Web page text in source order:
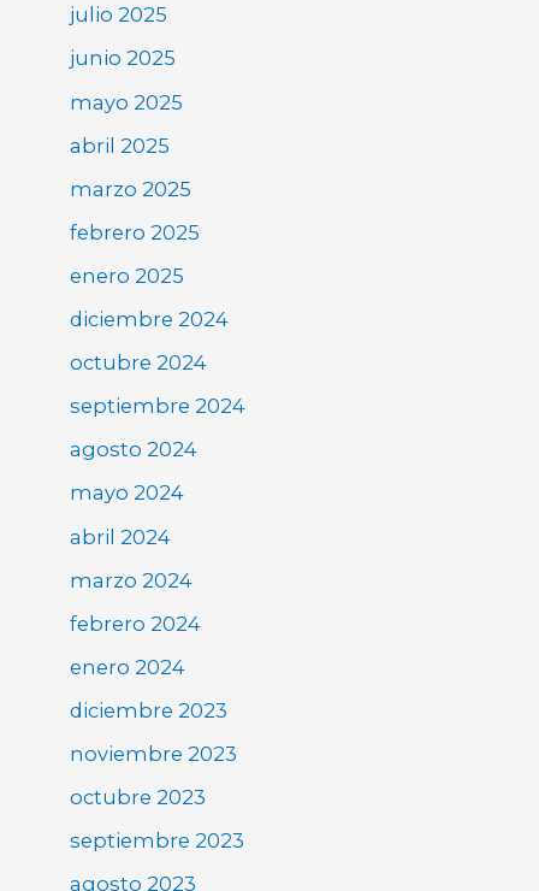
julio 2025
junio 2025
mayo 2025
abril 2025
marzo 2025
febrero 2025
enero 2025
diciembre 2024
octubre 2024
septiembre 2024
agosto 2024
mayo 2024
abril 2024
marzo 2024
febrero 2024
enero 2024
diciembre 2023
noviembre 2023
octubre 2023
septiembre 2023
agosto 2023